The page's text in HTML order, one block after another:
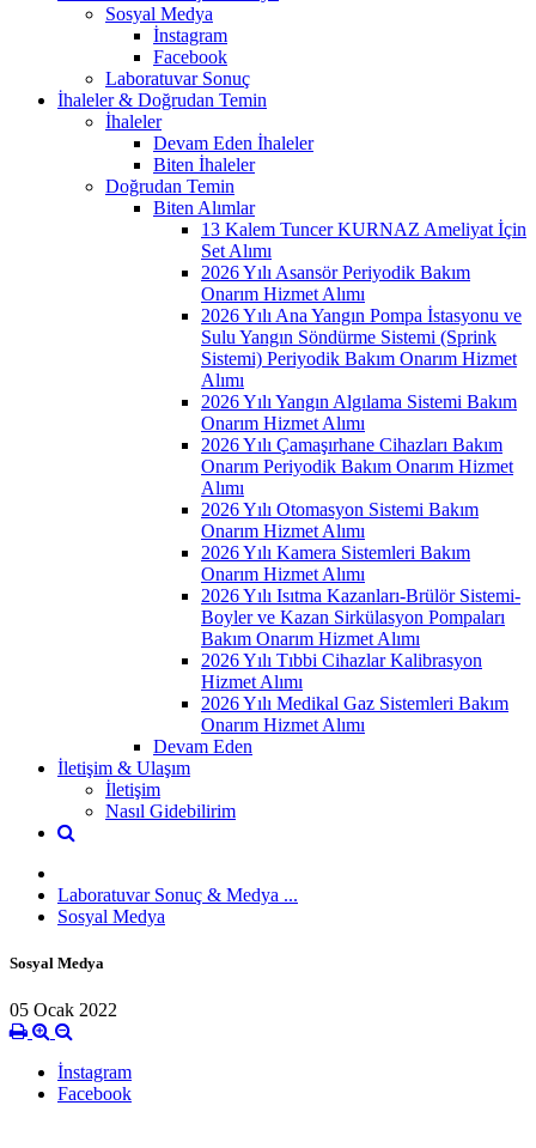
Sosyal Medya
İnstagram
Facebook
Laboratuvar Sonuç
İhaleler & Doğrudan Temin
İhaleler
Devam Eden İhaleler
Biten İhaleler
Doğrudan Temin
Biten Alımlar
13 Kalem Tuncer KURNAZ Ameliyat İçin
Set Alımı
2026 Yılı Asansör Periyodik Bakım
Onarım Hizmet Alımı
2026 Yılı Ana Yangın Pompa İstasyonu ve
Sulu Yangın Söndürme Sistemi (Sprink
Sistemi) Periyodik Bakım Onarım Hizmet
Alımı
2026 Yılı Yangın Algılama Sistemi Bakım
Onarım Hizmet Alımı
2026 Yılı Çamaşırhane Cihazları Bakım
Onarım Periyodik Bakım Onarım Hizmet
Alımı
2026 Yılı Otomasyon Sistemi Bakım
Onarım Hizmet Alımı
2026 Yılı Kamera Sistemleri Bakım
Onarım Hizmet Alımı
2026 Yılı Isıtma Kazanları-Brülör Sistemi-
Boyler ve Kazan Sirkülasyon Pompaları
Bakım Onarım Hizmet Alımı
2026 Yılı Tıbbi Cihazlar Kalibrasyon
Hizmet Alımı
2026 Yılı Medikal Gaz Sistemleri Bakım
Onarım Hizmet Alımı
Devam Eden
İletişim & Ulaşım
İletişim
Nasıl Gidebilirim
Laboratuvar Sonuç & Medya ...
Sosyal Medya
Sosyal Medya
05 Ocak 2022
İnstagram
Facebook